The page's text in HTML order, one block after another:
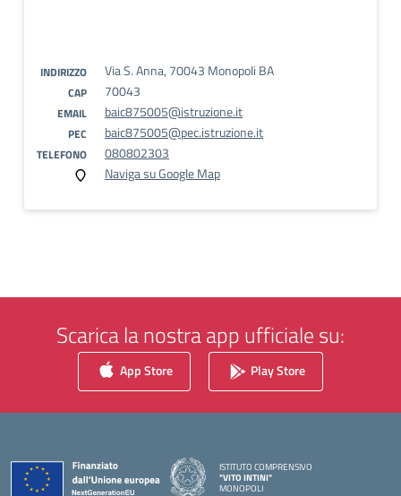
INDIRIZZO Via S. Anna, 70043 Monopoli BA
CAP 70043
EMAIL baic875005@istruzione.it
PEC baic875005@pec.istruzione.it
TELEFONO
080802303
Naviga su Google Map
Scarica la nostra app ufficiale su:
App Store Play Store
ISTITUTO COMPRENSIVO
"VITO INTINI"
MONOPOLI